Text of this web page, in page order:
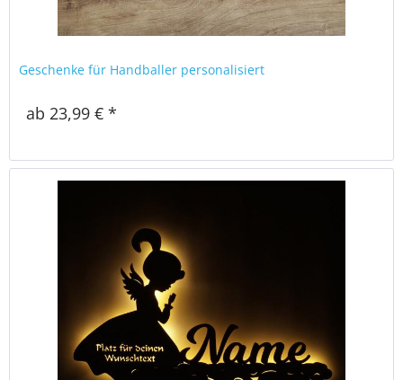
Geschenke für Handballer personalisiert
ab 23,99 € *